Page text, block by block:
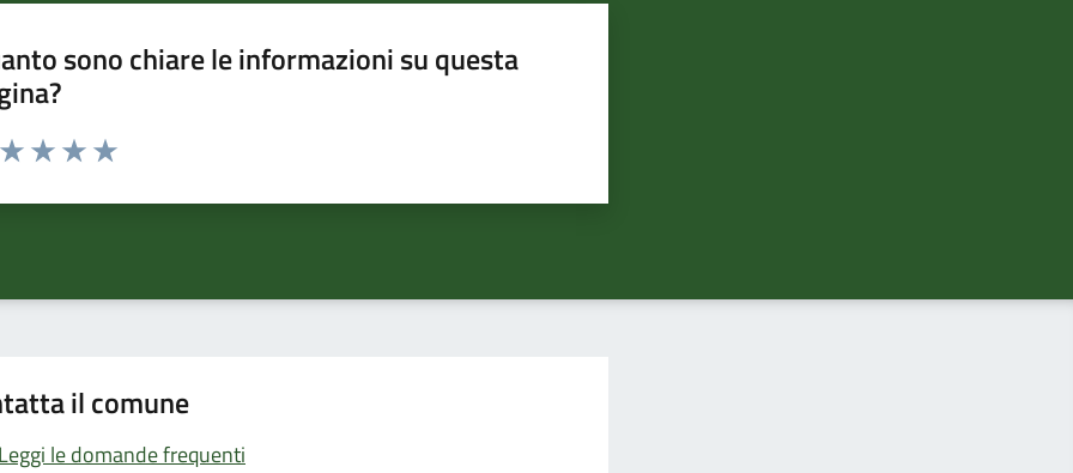
sono chiare le informazioni su questa
da 1 a 5 stelle la pagina
il comune
Leggi le domande frequenti